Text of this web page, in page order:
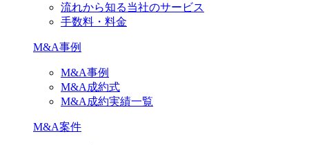
流れから知る当社のサービス
手数料・料金
M&A事例
M&A事例
M&A成約式
M&A成約実績一覧
M&A案件